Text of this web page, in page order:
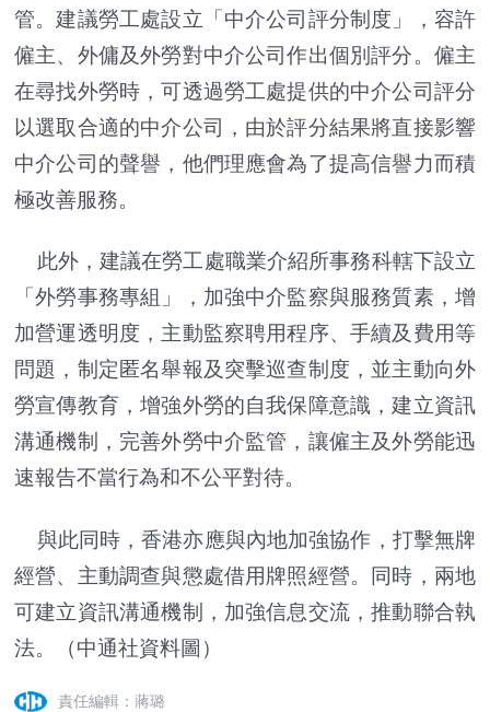
管。建議勞工處設立「中介公司評分制度」，容許
僱主、外傭及外勞對中介公司作出個別評分。僱主
在尋找外勞時，可透過勞工處提供的中介公司評分
以選取合適的中介公司，由於評分結果將直接影響
中介公司的聲譽，他們理應會為了提高信譽力而積
極改善服務。
此外，建議在勞工處職業介紹所事務科轄下設立
「外勞事務專組」，加強中介監察與服務質素，增
加營運透明度，主動監察聘用程序、手續及費用等
問題，制定匿名舉報及突擊巡查制度，並主動向外
勞宣傳教育，增強外勞的自我保障意識，建立資訊
溝通機制，完善外勞中介監管，讓僱主及外勞能迅
速報告不當行為和不公平對待。
與此同時，香港亦應與內地加強協作，打擊無牌
經營、主動調查與懲處借用牌照經營。同時，兩地
可建立資訊溝通機制，加強信息交流，推動聯合執
法。（中通社資料圖）
責任編輯：蔣璐